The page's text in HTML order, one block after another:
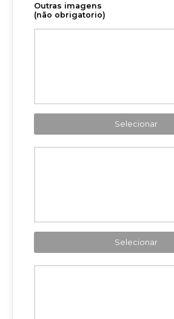
Outras imagens
(não obrigatorio)
Selecionar
Selecionar